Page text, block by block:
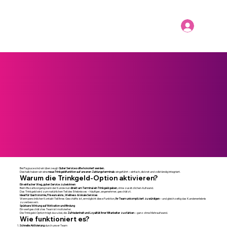
Bei Paypuce sind wir überzeugt:Guter Service sollte honoriert werden.
Deshalb haben wir eineneue Trinkgeldfunktion auf unseren Zahlungsterminals eingeführt – einfach, diskret und vollständig integriert.
Warum die Trinkgeld-Option aktivieren?
Ein einfacher Weg, guten Service zu belohnen
Beim Bezahlvorgang kann der Kunde nundirekt am Terminal ein Trinkgeld geben, ohne zusätzlichen Aufwand.
Das Trinkgeld wird zum natürlichen Teil des Erlebnisses – häufiger, angenehmer, geschätzt.
Ideal für Gastronomie, Friseursalons, Wellness & lokale Services
Wenn persönlicher Kontakt Teil Ihres Geschäfts ist, ermöglicht diese Funktion, Ihr Team unkompliziert zu würdigen– und gleichzeitig das Kundenerlebnis
zu verbessern.
Spürbare Wirkung auf Motivation und Bindung
Ein wertgeschätztes Team ist motivierter.
Die Trinkgeld-Option trägt dazu bei, die Zufriedenheit und Loyalität Ihrer Mitarbeiter zu stärken– ganz ohne Mehraufwand.
Wie funktioniert es?
Schnelle Aktivierungdurch unser Team